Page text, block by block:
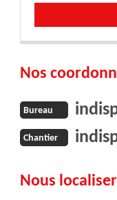
Nos
Bureau
Chantier
Nous localiser